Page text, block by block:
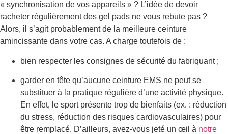
« synchronisation de vos appareils » ? L’idée de devoir
racheter régulièrement des gel pads ne vous rebute pas ?
Alors, il s’agit probablement de la meilleure ceinture
amincissante dans votre cas. A charge toutefois de :
bien respecter les consignes de sécurité du fabriquant ;
garder en tête qu’aucune ceinture EMS ne peut se
substituer à la pratique régulière d’une activité physique.
En effet, le sport présente trop de bienfaits (ex. : réduction
du stress, réduction des risques cardiovasculaires) pour
être remplacé. D’ailleurs, avez-vous jeté un œil à notre